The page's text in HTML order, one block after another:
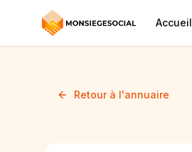
Accueil
Retour à l'annuaire